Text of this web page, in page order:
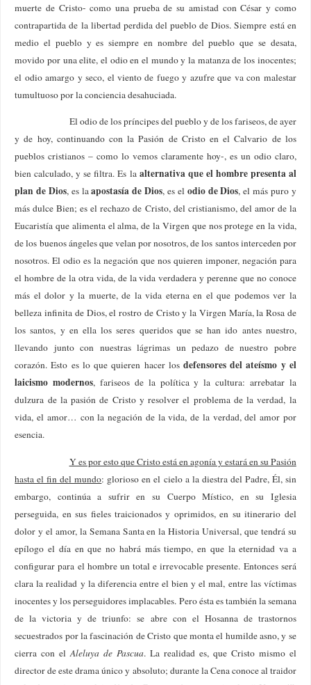
muerte de Cristo- como una prueba de su amistad con César y como
contrapartida de la libertad perdida del pueblo de Dios. Siempre está en
medio el pueblo y es siempre en nombre del pueblo que se desata,
movido por una elite, el odio en el mundo y la matanza de los inocentes;
el odio amargo y seco, el viento de fuego y azufre que va con malestar
tumultuoso por la conciencia desahuciada.
El odio de los príncipes del pueblo y de los fariseos, de ayer
y de hoy, continuando con la Pasión de Cristo en el Calvario de los
pueblos cristianos – como lo vemos claramente hoy-, es un odio claro,
bien calculado, y se filtra. Es la alternativa que el hombre presenta al
plan de Dios, es laapostasía de Dios, es el odio de Dios, el más puro y
más dulce Bien; es el rechazo de Cristo, del cristianismo, del amor de la
Eucaristía que alimenta el alma, de la Virgen que nos protege en la vida,
de los buenos ángeles que velan por nosotros, de los santos interceden por
nosotros. El odio es la negación que nos quieren imponer, negación para
el hombre de la otra vida, de la vida verdadera y perenne que no conoce
más el dolor y la muerte, de la vida eterna en el que podemos ver la
belleza infinita de Dios, el rostro de Cristo y la Virgen María, la Rosa de
los santos, y en ella los seres queridos que se han ido antes nuestro,
llevando junto con nuestras lágrimas un pedazo de nuestro pobre
corazón. Esto es lo que quieren hacer los defensores del ateísmo y el
laicismo modernos, fariseos de la política y la cultura: arrebatar la
dulzura de la pasión de Cristo y resolver el problema de la verdad, la
vida, el amor… con la negación de la vida, de la verdad, del amor por
esencia.
Y es por esto que Cristo está en agonía y estará en su Pasión
hasta el fin del mundo: glorioso en el cielo a la diestra del Padre, Él, sin
embargo, continúa a sufrir en su Cuerpo Místico, en su Iglesia
perseguida, en sus fieles traicionados y oprimidos, en su itinerario del
dolor y el amor, la Semana Santa en la Historia Universal, que tendrá su
epílogo el día en que no habrá más tiempo, en que la eternidad va a
configurar para el hombre un total e irrevocable presente. Entonces será
clara la realidad y la diferencia entre el bien y el mal, entre las víctimas
inocentes y los perseguidores implacables. Pero ésta es también la semana
de la victoria y de triunfo: se abre con el Hosanna de trastornos
secuestrados por la fascinación de Cristo que monta el humilde asno, y se
cierra con elAleluya de Pascua. La realidad es, que Cristo mismo el
director de este drama único y absoluto; durante la Cena conoce al traidor